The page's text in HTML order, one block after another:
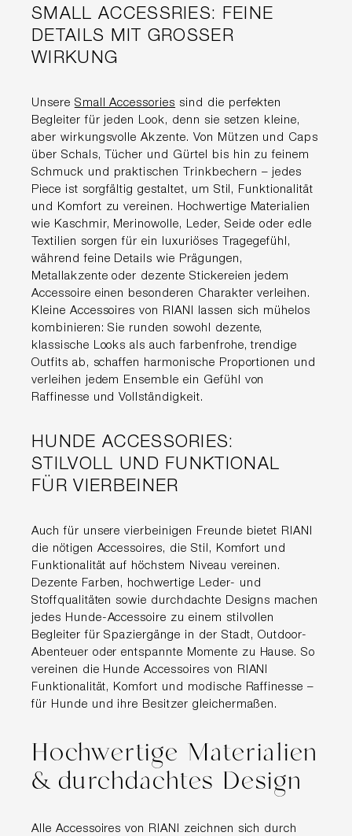
SMALL ACCESSRIES: FEINE
DETAILS MIT GROSSER W
IRKUNG
Unsere Small Accessories sind die perfekten
Begleiter für jeden Look, denn sie setzen kleine,
aber wirkungsvolle Akzente. Von Mützen und Caps
über Schals, Tücher und Gürtel bis hin zu feinem
Schmuck und praktischen Trinkbechern – jedes
Piece ist sorgfältig gestaltet, um Stil, Funktionalität
und Komfort zu vereinen. Hochwertige Materialien
wie Kaschmir, Merinowolle, Leder, Seide oder edle
Textilien sorgen für ein luxuriöses Tragegefühl,
während feine Details wie Prägungen,
Metallakzente oder dezente Stickereien jedem
Accessoire einen besonderen Charakter verleihen.
Kleine Accessoires von RIANI lassen sich mühelos
kombinieren: Sie runden sowohl dezente,
klassische Looks als auch farbenfrohe, trendige
Outfits ab, schaffen harmonische Proportionen und
verleihen jedem Ensemble ein Gefühl von
Raffinesse und Vollständigkeit.
HUNDE ACCESSORIES:
STILVOLL UND FUNKTIONAL
FÜR VIERBEINER
Auch für unsere vierbeinigen Freunde bietet RIANI
die nötigen Accessoires, die Stil, Komfort und
Funktionalität auf höchstem Niveau vereinen.
Dezente Farben, hochwertige Leder- und
Stoffqualitäten sowie durchdachte Designs machen
jedes Hunde-Accessoire zu einem stilvollen
Begleiter für Spaziergänge in der Stadt, Outdoor-
Abenteuer oder entspannte Momente zu Hause. So
vereinen die Hunde Accessoires von RIANI
Funktionalität, Komfort und modische Raffinesse –
für Hunde und ihre Besitzer gleichermaßen.
Hochwertige Materialien
& durchdachtes Design
Alle Accessoires von RIANI zeichnen sich durch